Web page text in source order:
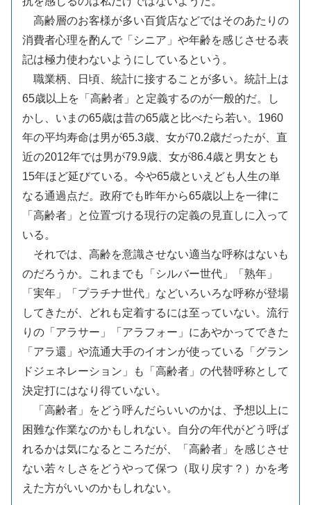
高齢層のお客様が多い百貨店などではそのあたりの
消費者心理を酌んで「シニア」や年齢を感じさせる表
記は極力使わないようにしているという。
職業柄、日頃、統計に接することが多い。統計上は
65歳以上を「高齢者」と定義するのが一般的だ。し
かし、いまの65歳は昔の65歳と比べたら若い。1960
年の平均寿命は男が65.3歳、女が70.2歳だったが、直
近の2012年では男が79.9歳、女が86.4歳と男女とも
15年ほど延びている。今や65歳といえども人生の単
なる通過点だ。政府でも昨年から65歳以上を一律に
「高齢者」と位置づける現行の定義の見直しに入って
いる。
それでは、高齢を意識させない適当な呼称はないも
のだろうか。これまでも「シルバー世代」「熟年」
「実年」「プラチナ世代」などいろいろな呼称が登場
してきたが、どれも定着するには至っていない。流行
りの「アラサー」「アラフォー」にあやかってできた
「アラ還」や流通大手のイオンが使っている「グラン
ドジェネレーション」も「高齢者」の代替呼称として
決定打にはなり得ていない。
「高齢者」をどう呼んだらいいのかは、予想以上に
困難な作業なのかもしれない。自分の年代がどう呼ば
れるかは気になるところだが、「高齢者」を感じさせ
ない若々しさをどうやって保つ（取り戻す？）かを考
えた方がいいのかもしれない。